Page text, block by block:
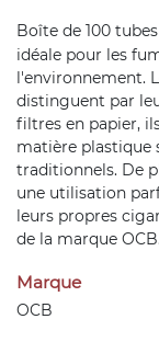
Boîte de 100
idéale pour les
l'environnement.
distinguent par
filtres en papier,
matière plastique
traditionnels. De
une utilisation
leurs propres
de la marque OCB.
Marque
OCB